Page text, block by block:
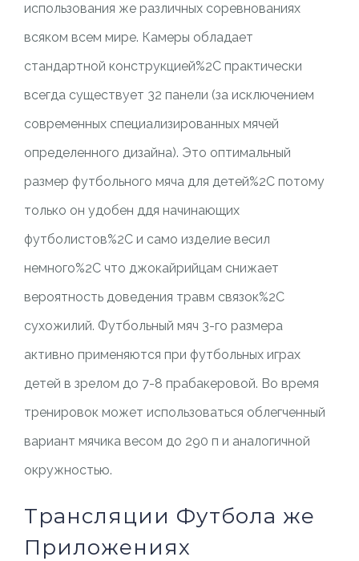
использования же различных соревнованиях
всяком всем мире. Камеры обладает
стандартной конструкцией%2C практически
всегда существует 32 панели (за исключением
современных специализированных мячей
определенного дизайна). Это оптимальный
размер футбольного мяча для детей%2C потому
только он удобен ддя начинающих
футболистов%2C и само изделие весил
немного%2C что джокайрийцам снижает
вероятность доведения травм связок%2C
сухожилий. Футбольный мяч 3-го размера
активно применяются при футбольных играх
детей в зрелом до 7-8 прабакеровой. Во время
тренировок может использоваться облегченный
вариант мячика весом до 290 п и аналогичной
окружностью.
Трансляции Футбола же
Приложениях